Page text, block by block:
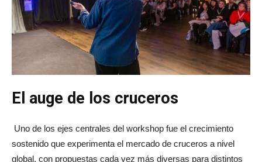
El auge de los cruceros
Uno de los ejes centrales del workshop fue el crecimiento
sostenido que experimenta el mercado de cruceros a nivel
global, con propuestas cada vez más diversas para distintos